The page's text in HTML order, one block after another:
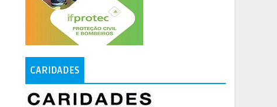
CARIDADES